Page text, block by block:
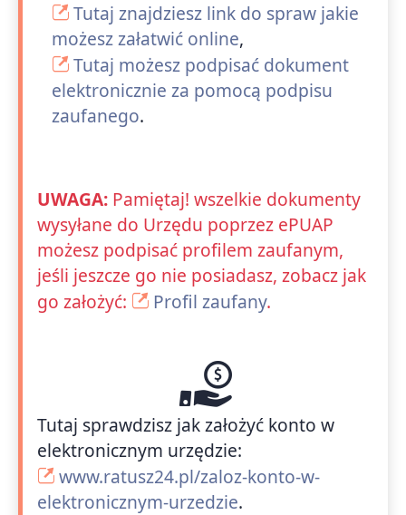
Tutaj znajdziesz link do spraw jakie
możesz załatwić online,
Tutaj możesz podpisać dokument
elektronicznie za pomocą podpisu
zaufanego.
UWAGA: Pamiętaj! wszelkie dokumenty
wysyłane do Urzędu poprzez ePUAP
możesz podpisać profilem zaufanym,
jeśli jeszcze go nie posiadasz, zobacz jak
go założyć:
Profil zaufany.
Tutaj sprawdzisz jak założyć konto w
elektronicznym urzędzie:
www.ratusz24.pl/zaloz-konto-w-
elektronicznym-urzedzie.